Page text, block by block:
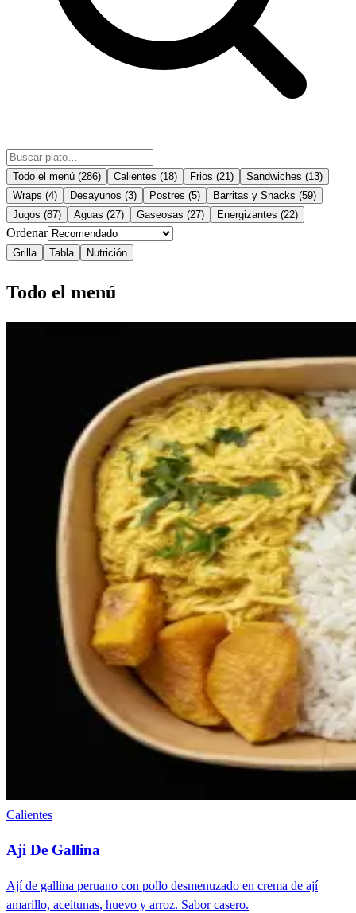
Todo el menú (286) Calientes (18) Frios (21 ) Sandwiches (13)
Wraps (4) Desayunos (3) Postres (5) Barritas y Snacks (59)
Jugos (87) Aguas (27) Gaseosas (27) Energizantes (22)
Ordenar
Grilla Tabla Nutrición
Todo el menú
Calientes
Aji De Gallina
Ají de gallina peruano con pollo desmenuzado en crema de ají
amarillo, aceitunas, huevo y arroz. Sabor casero.